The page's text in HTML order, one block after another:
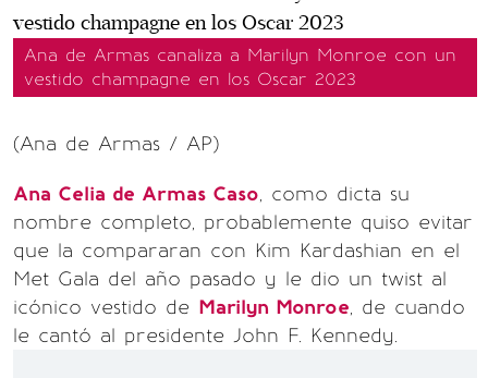
Ana de Armas canaliza a Marilyn Monroe con un
vestido champagne en los Oscar 2023
(Ana de Armas / AP)
Ana Celia de Armas Caso, como dicta su
nombre completo, probablemente quiso evitar
que la compararan con Kim Kardashian en el
Met Gala del año pasado y le dio un twist al
icónico vestido de Marilyn Monroe, de cuando
le cantó al presidente John F. Kennedy.